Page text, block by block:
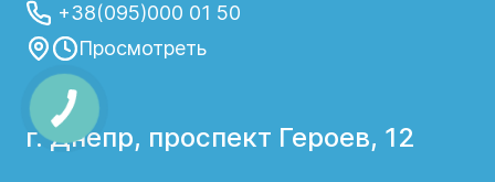
+38(095)000 01 50
Просмотреть
г. Днепр, проспект Героев, 12